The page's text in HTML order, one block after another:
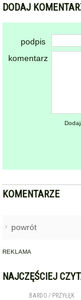
DODAJ
podpis
komentarz
KOMENTARZE
powrót
REKLAMA
NAJCZĘŚCIEJ
BARDO / PRZYŁĘK